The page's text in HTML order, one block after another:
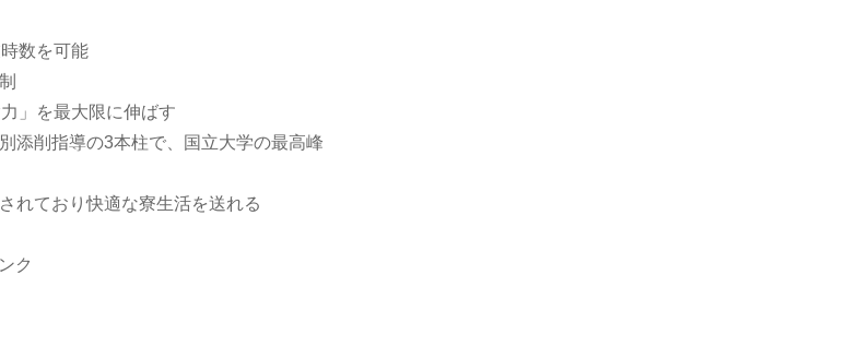
数を可能
」を最大限に伸ばす
添削指導の3本柱で、国立大学の最高峰
れており快適な寮生活を送れる
ク